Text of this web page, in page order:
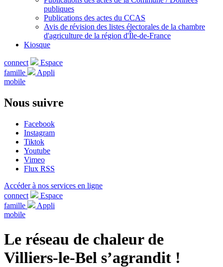
publiques
Publications des actes du CCAS
Avis de révision des listes électorales de la chambre
d'agriculture de la région d'Île-de-France
Kiosque
connect
Espace
famille
Appli
mobile
Nous suivre
Facebook
Instagram
Tiktok
Youtube
Vimeo
Flux RSS
Accéder à nos services en ligne
connect
Espace
famille
Appli
mobile
Le réseau de chaleur de
Villiers-le-Bel s’agrandit !